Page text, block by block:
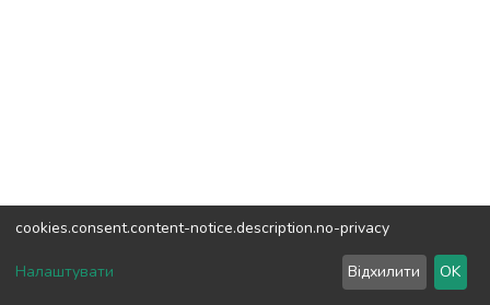
DSpace software copyright © 2002-2026LYRASIS
Зворотній зв'язок
cookies.consent.content-notice.description.no-privacy
Налаштувати Відхилити OK